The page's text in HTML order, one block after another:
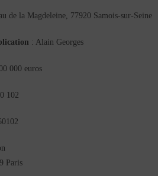
de la Magdeleine, 77920 Samois-sur-Seine
: Alain Georges
000 euros
102
Paris